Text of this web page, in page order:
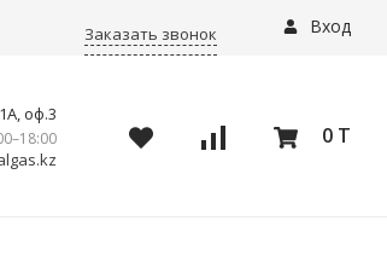
Заказать звонок Вход
оф.3
0 T